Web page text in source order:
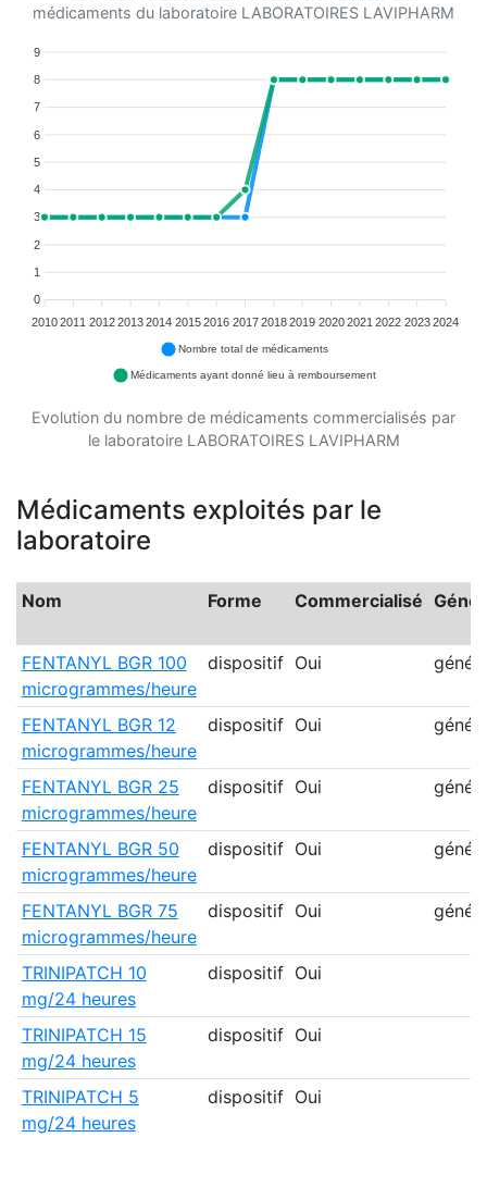
médicaments du laboratoire LABORATOIRES LAVIPHARM
9
8
7
6
5
4
3
2
1
0
20102011 20122013 2014 20152016 2017 20182019 2020 2021 2022 20232024
Nombre total de médicaments
Médicaments ayant donné lieu à remboursement
Evolution du nombre de médicaments commercialisés par
le laboratoire LABORATOIRES LAVIPHARM
Médicaments exploités par le
laboratoire
Nom Forme Commercialisé
FENTANYL BGR 100
microgrammes/heure
dispositif Oui
FENTANYL BGR 12
microgrammes/heure
dispositif Oui
FENTANYL BGR 25
microgrammes/heure
dispositif Oui
FENTANYL BGR 50
microgrammes/heure
dispositif Oui
FENTANYL BGR 75
microgrammes/heure
dispositif Oui
TRINIPATCH 10
mg/24 heures
dispositif Oui
TRINIPATCH 15
mg/24 heures
dispositif Oui
TRINIPATCH 5
mg/24 heures
dispositif Oui